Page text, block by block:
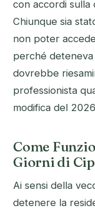
con accordi sulla
Chiunque sia
non poter
perché
dovrebbe
professionista
modifica del
Come
Giorni di
Ai sensi della
detenere la